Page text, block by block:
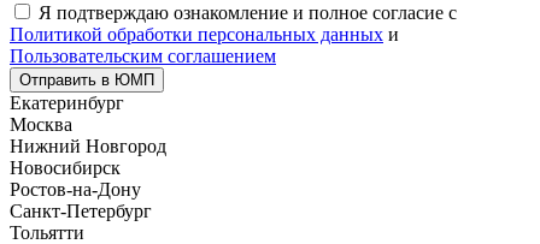
Я подтверждаю ознакомление и полное согласие с
Политикой обработки персональных данных и
Пользовательским соглашением
Отправить в ЮМП
Екатеринбург
Москва
Нижний Новгород
Новосибирск
Ростов-на-Дону
Санкт-Петербург
Тольятти